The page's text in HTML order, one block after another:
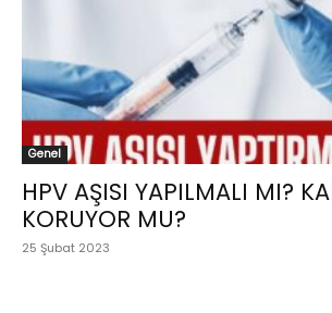
Genel
HPV AŞISI YAPILMALI MI?
KORUYOR MU?
25 Şubat 2023